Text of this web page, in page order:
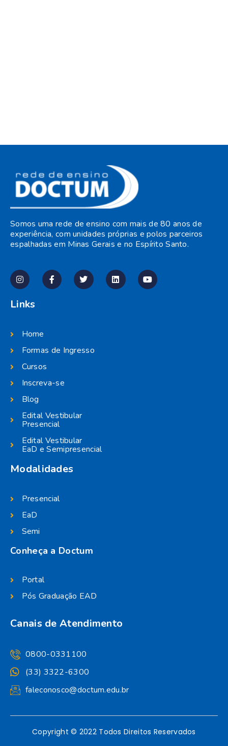
Somos uma rede de ensino com mais de 80 anos de
experiência, com unidades próprias e polos parceiros
espalhadas em Minas Gerais e no Espírito Santo.
Links
Home
Formas de Ingresso
Cursos
Inscreva-se
Blog
Edital Vestibular
Presencial
Edital Vestibular
EaD e Semipresencial
Modalidades
Presencial
EaD
Semi
Conheça a Doctum
Portal
Pós Graduação EAD
Canais de Atendimento
0800-0331100
(33) 3322-6300
faleconosco@doctum.edu.br
Copyright © 2022 Todos Direitos Reservados